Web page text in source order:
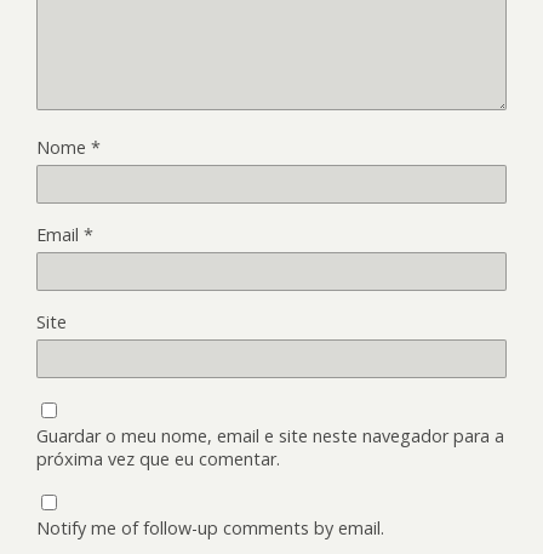
Nome *
Email *
Site
Guardar o meu nome, email e site neste navegador para a
próxima vez que eu comentar.
Notify me of follow-up comments by email.